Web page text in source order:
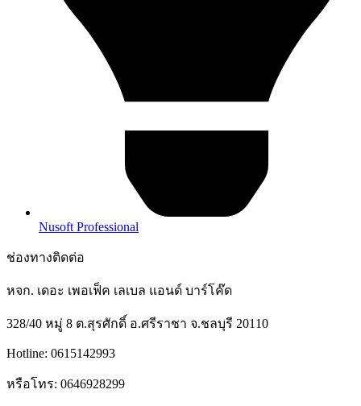
Nusoft Professional
ช่องทางติดต่อ
หจก. เดอะ เพอเฟ็ค เลเบล แอนด์ บาร์โค๊ด
328/40 หมู่ 8 ต.สุรศักดิ์ อ.ศรีราชา จ.ชลบุรี 20110
Hotline: 0615142993
หรือโทร: 0646928299